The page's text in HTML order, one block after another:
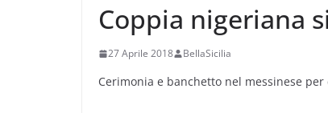
Coppia nigeriana
27 Aprile 2018 BellaSicilia
Cerimonia e banchetto nel messinese